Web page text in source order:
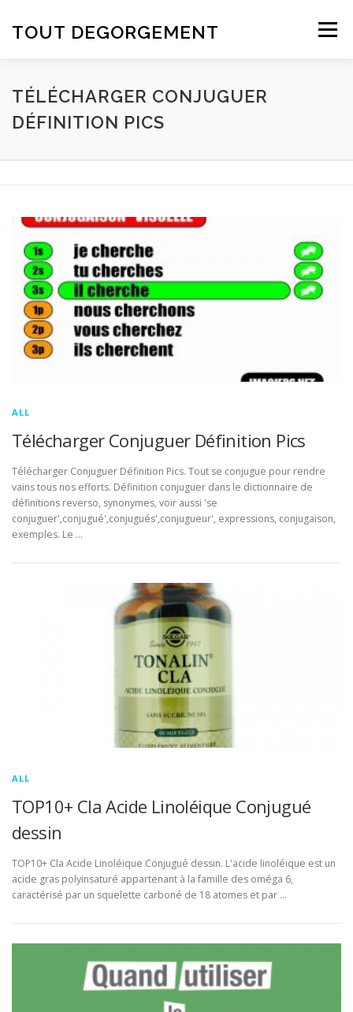
TOUT DEGORGEMENT Menu
TÉLÉCHARGER CONJUGUER
DÉFINITION PICS
ALL
Télécharger Conjuguer Définition Pics
Télécharger Conjuguer Définition Pics. Tout se conjugue pour rendre
vains tous nos efforts. Définition conjuguer dans le dictionnaire de
définitions reverso, synonymes, voir aussi 'se
conjuguer',conjugué',conjugués',conjugueur', expressions, conjugaison,
exemples. Le …
ALL
TOP10+ Cla Acide Linoléique Conjugué
dessin
TOP10+ Cla Acide Linoléique Conjugué dessin. L'acide linoléique est un
acide gras polyinsaturé appartenant à la famille des oméga 6,
caractérisé par un squelette carboné de 18 atomes et par …